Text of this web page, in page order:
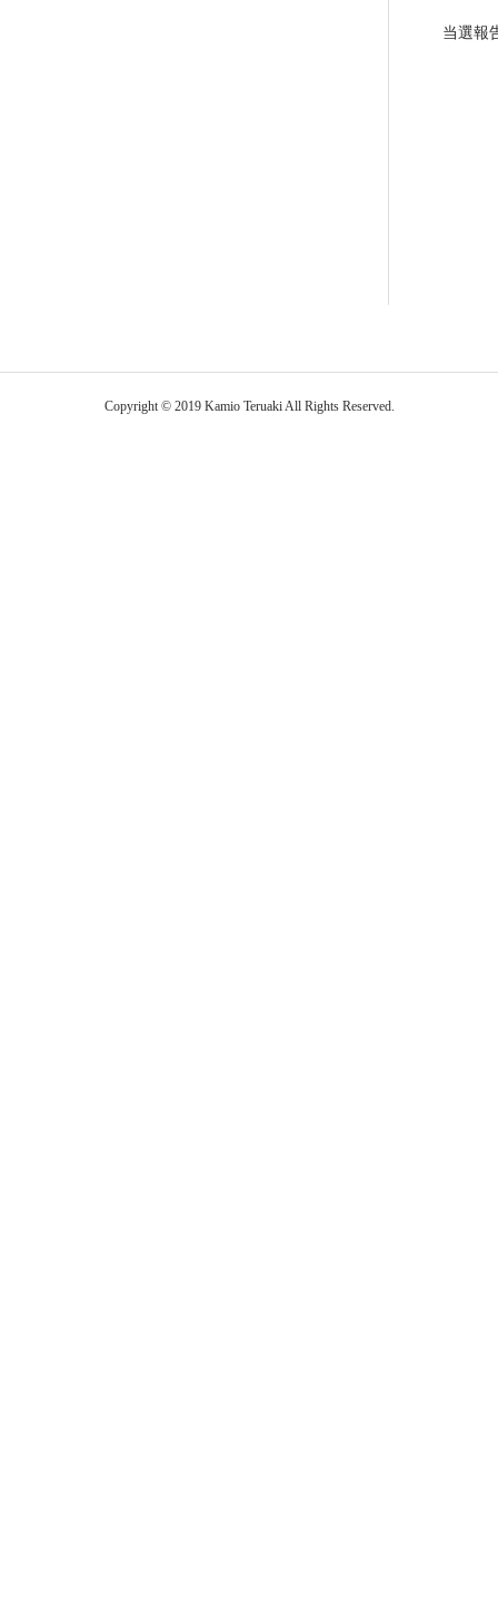
当選報
Copyright © 2019 Kamio Teruaki All Rights Reserved.